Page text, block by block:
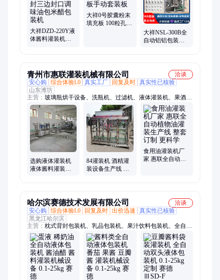
超微粉碎机、工艺品包装机、单室真空包装机
大祥DZD-220Y液
体酱料灌装机小
大祥0号胶囊粉末
填充板 100粒孔灌
大祥NSL-300B全
自动铝铝包装机
青州市惠联灌装机械有限公司
洽谈
安心购
综合体验L0 真实工厂 回复及时 真实性已核验
山东潍坊
主营： 玻璃瓶烘干设备、洗瓶机、过滤机、液体灌装机、果酒果
汁饮料灌装机、白酒灌装机、食用油灌装机、洗衣液日化瓶灌装
机、酱类灌装机、蜂蜜灌装机、酱油醋灌装机、蜂蜜水灌装机、
玻璃水防冻液灌装机、化工液体灌装机、口服液灌装机、旋盖
机、反渗透水处理设备、压盖机
选购液体灌装机
液体酱料灌装机
84灌装机 酒精灌
装设备生产线 不
食用油灌装机厂
家 惠联全自动植
哈尔滨赛德技术发展有限公司
洽谈
安心购
综合体验L0 回复及时 出价迅速
真实性已核验
黑龙江哈尔滨
主营： 枕式背封包装机、乳品包装机、果汁饮料包装机、全自动
液体包装机、百利包灌装机、酱料类包装机、袋装灌装机、牛奶
袋装灌装机、蛋液灌装机、bib灌装机、蛋液包装机、椰浆包装
机、牛油包装机、火锅汤油包装机、酱油醋包装机、鲜牛奶包装
机、酸奶包装机、液肥包装机、石蜡包装机、洗涤剂包装机、果
浆包装机、包装机、添加剂包装机、袋装包装机、牛奶袋装包装